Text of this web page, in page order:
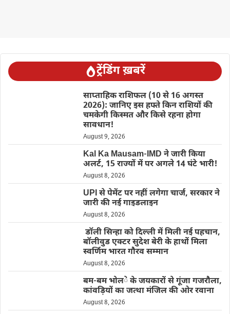
ट्रेंडिंग ख़बरें
साप्ताहिक राशिफल (10 से 16 अगस्त
2026): जानिए इस हफ्ते किन राशियों की
चमकेगी किस्मत और किसे रहना होगा
सावधान!
August 9, 2026
Kal Ka Mausam-IMD ने जारी किया
अलर्ट, 15 राज्यों में पर अगले 14 घंटे भारी!
August 8, 2026
UPI से पेमेंट पर नहीं लगेगा चार्ज, सरकार ने
जारी की नई गाइडलाइन
August 8, 2026
डॉली सिन्हा को दिल्ली में मिली नई पहचान,
बॉलीवुड एक्टर सुदेश बेरी के हाथों मिला
स्वर्णिम भारत गौरव सम्मान
August 8, 2026
बम-बम भोले के जयकारों से गूंजा गजरौला,
कांवड़ियों का जत्था मंजिल की ओर रवाना
August 8, 2026